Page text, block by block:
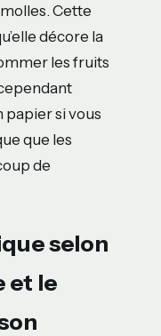
Cette
décore la
les fruits
papier si vous
que les
de
selon
et le